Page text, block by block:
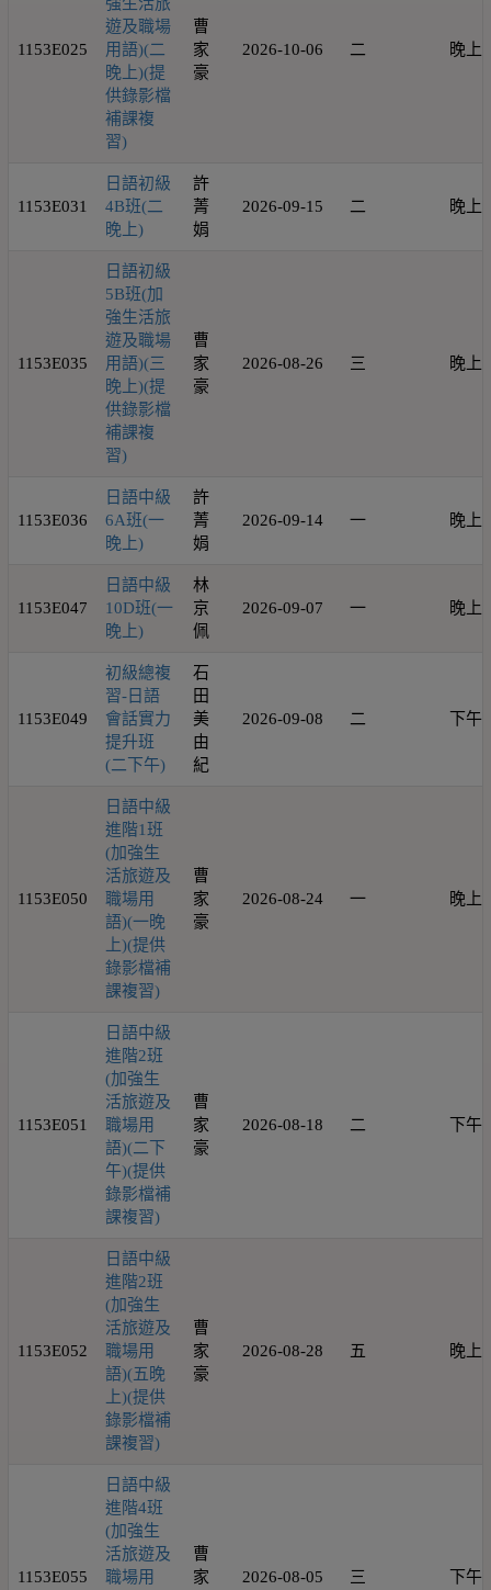
1153E025
強生活旅
遊及職場
用語)(二
晚上)(提
供錄影檔
補課複
習)
曹
家
豪
2026-10-06 二 晚上
1153E031
日語初級
4B班(二
晚上)
許
菁
娟
2026-09-15 二 晚上
1153E035
日語初級
5B班(加
強生活旅
遊及職場
用語)(三
晚上)(提
供錄影檔
補課複
習)
曹
家
豪
2026-08-26 三 晚上
1153E036
日語中級
6A班(一
晚上)
許
菁
娟
2026-09-14 一 晚上
1153E047
日語中級
10D班(一
晚上)
林
京
佩
2026-09-07 一 晚上
1153E049
初級總複
習-日語
會話實力
提升班
(二下午)
石
田
美
由
紀
2026-09-08 二 下午
1153E050
日語中級
進階1班
(加強生
活旅遊及
職場用
語)(一晚
上)(提供
錄影檔補
課複習)
曹
家
豪
2026-08-24 一 晚上
1153E051
日語中級
進階2班
(加強生
活旅遊及
職場用
語)(二下
午)(提供
錄影檔補
課複習)
曹
家
豪
2026-08-18 二 下午
1153E052
日語中級
進階2班
(加強生
活旅遊及
職場用
語)(五晚
上)(提供
錄影檔補
課複習)
曹
家
豪
2026-08-28 五 晚上
1153E055
日語中級
進階4班
(加強生
活旅遊及
職場用
曹
家
2026-08-05 三 下午